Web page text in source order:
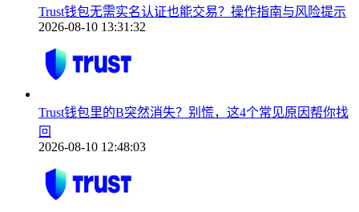
Trust钱包无需实名认证也能交易？操作指南与风险提示
2026-08-10 13:31:32
Trust钱包里的B突然消失？别慌，这4个常见原因帮你找
回
2026-08-10 12:48:03